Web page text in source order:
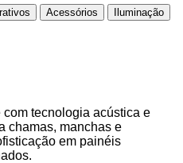
Acessórios
Iluminação
tecnologia acústica e
chamas, manchas e
em painéis